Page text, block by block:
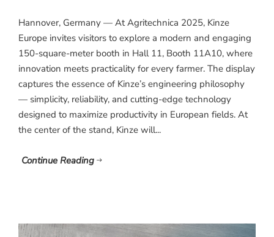
Hannover, Germany — At Agritechnica 2025, Kinze
Europe invites visitors to explore a modern and engaging
150-square-meter booth in Hall 11, Booth 11A10, where
innovation meets practicality for every farmer. The display
captures the essence of Kinze’s engineering philosophy
— simplicity, reliability, and cutting-edge technology
designed to maximize productivity in European fields. At
the center of the stand, Kinze will...
Continue Reading